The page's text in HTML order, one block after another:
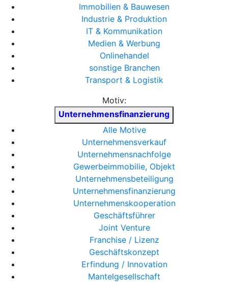
Immobilien & Bauwesen
Industrie & Produktion
IT & Kommunikation
Medien & Werbung
Onlinehandel
sonstige Branchen
Transport & Logistik
Motiv:
Unternehmensfinanzierung
Alle Motive
Unternehmensverkauf
Unternehmensnachfolge
Gewerbeimmobilie, Objekt
Unternehmensbeteiligung
Unternehmensfinanzierung
Unternehmenskooperation
Geschäftsführer
Joint Venture
Franchise / Lizenz
Geschäftskonzept
Erfindung / Innovation
Mantelgesellschaft